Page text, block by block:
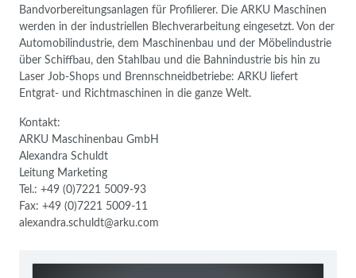
Bandvorbereitungsanlagen für Profilierer. Die ARKU Maschinen
werden in der industriellen Blechverarbeitung eingesetzt. Von der
Automobilindustrie, dem Maschinenbau und der Möbelindustrie
über Schiffbau, den Stahlbau und die Bahnindustrie bis hin zu
Laser Job-Shops und Brennschneidbetriebe: ARKU liefert
Entgrat- und Richtmaschinen in die ganze Welt.
Kontakt:
ARKU Maschinenbau GmbH
Alexandra Schuldt
Leitung Marketing
Tel.: +49 (0)7221 5009-93
Fax: +49 (0)7221 5009-11
alexandra.schuldt@arku.com